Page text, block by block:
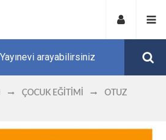
ÇOCUK EĞITIMI
OTUZ